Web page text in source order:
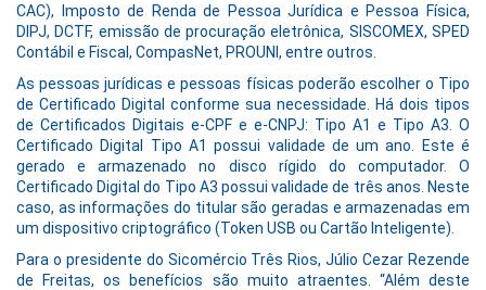
CAC), Imposto de Renda de Pessoa Jurídica e Pessoa Física,
DIPJ, DCTF, emissão de procuração eletrônica, SISCOMEX, SPED
Contábil e Fiscal, CompasNet, PROUNI, entre outros.
As pessoas jurídicas e pessoas físicas poderão escolher o Tipo
de Certificado Digital conforme sua necessidade. Há dois tipos
de Certificados Digitais e-CPF e e-CNPJ: Tipo A1 e Tipo A3. O
Certificado Digital Tipo A1 possui validade de um ano. Este é
gerado e armazenado no disco rígido do computador. O
Certificado Digital do Tipo A3 possui validade de três anos. Neste
caso, as informações do titular são geradas e armazenadas em
um dispositivo criptográfico (Token USB ou Cartão Inteligente).
Para o presidente do Sicomércio Três Rios, Júlio Cezar Rezende
de Freitas, os benefícios são muito atraentes. “Além deste